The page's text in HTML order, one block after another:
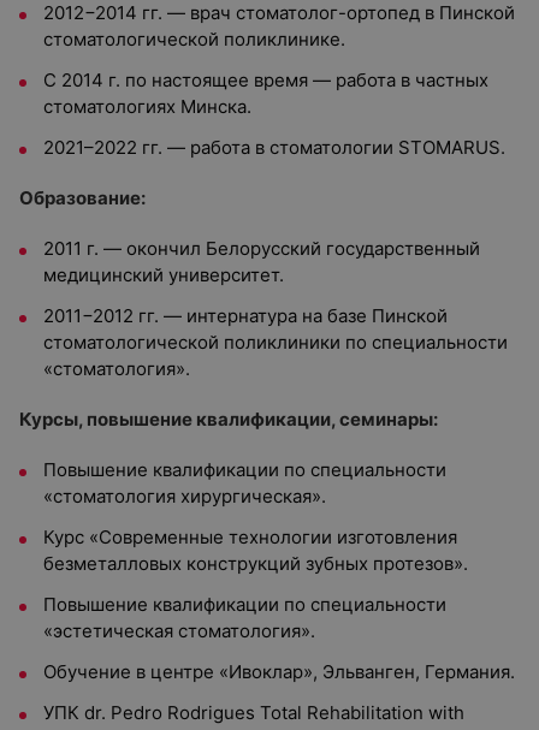
2012−2014 гг. — врач стоматолог-ортопед в Пинской
стоматологической поликлинике.
С 2014 г. по настоящее время — работа в частных
стоматологиях Минска.
2021–2022 гг. — работа в стоматологии STOMARUS.
Образование:
2011 г. — окончил Белорусский государственный
медицинский университет.
2011−2012 гг. — интернатура на базе Пинской
стоматологической поликлиники по специальности
«стоматология».
Курсы, повышение квалификации, семинары:
Повышение квалификации по специальности
«стоматология хирургическая».
Курс «Современные технологии изготовления
безметалловых конструкций зубных протезов».
Повышение квалификации по специальности
«эстетическая стоматология».
Обучение в центре «Ивоклар», Эльванген, Германия.
УПК dr. Pedro Rodrigues Total Rehabilitation with